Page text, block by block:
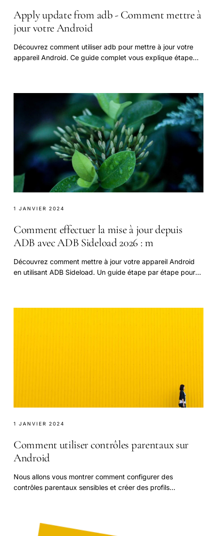
Apply update from adb - Comment mettre à
jour votre Android
Découvrez comment utiliser adb pour mettre à jour votre
appareil Android. Ce guide complet vous explique étape
1 JANVIER 2024
Comment effectuer la mise à jour depuis
ADB avec ADB Sideload 2026 : m
Découvrez comment mettre à jour votre appareil Android
en utilisant ADB Sideload. Un guide étape par étape pour
1 JANVIER 2024
Comment utiliser contrôles parentaux sur
Android
Nous allons vous montrer comment configurer des
contrôles parentaux sensibles et créer des profils